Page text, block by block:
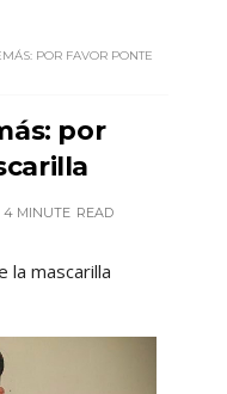
POR FAVOR PONTE
por
4 MINUTE READ
la mascarilla